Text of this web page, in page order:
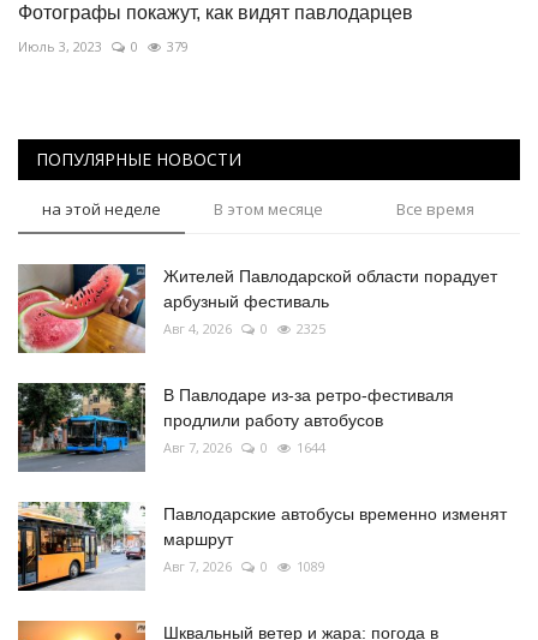
Фотографы покажут, как видят павлодарцев
Июль 3, 2023 0 379
ПОПУЛЯРНЫЕ НОВОСТИ
на этой неделе В этом месяце Все время
Жителей Павлодарской области порадует
арбузный фестиваль
Авг 4, 2026 0 2325
В Павлодаре из-за ретро-фестиваля
продлили работу автобусов
Авг 7, 2026 0 1644
Павлодарские автобусы временно изменят
маршрут
Авг 7, 2026 0 1089
Шквальный ветер и жара: погода в